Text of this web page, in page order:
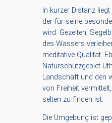
In kurzer Distanz
der für seine
wird. Gezeiten,
des Wassers
meditative Qualität.
Naturschutzgebiet
Landschaft und den
von Freiheit
selten zu finden ist.
Die Umgebung ist